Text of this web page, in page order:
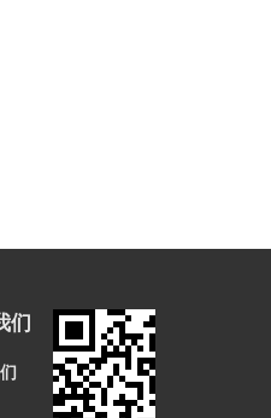
们